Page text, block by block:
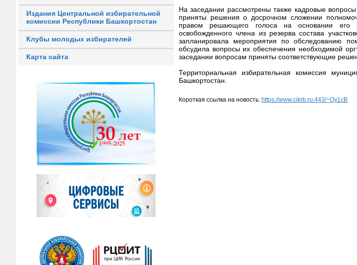
Издания Центральной избирательной
комиссии Республики Башкортостан
Клубы молодых избирателей
Карта сайта
На заседании рассмотрены также кадровые
приняты решения о досрочном сложении
правом решающего голоса на основании его
освобожденного члена из резерва состава
запланировала мероприятия по обследованию
обсудила вопросы их обеспечения необходимой
заседании вопросам приняты соответствующие
Территориальная избирательная комиссия
Башкортостан.
Короткая ссылка на новость: https://www.cikrb.ru:443/~Oy1cB